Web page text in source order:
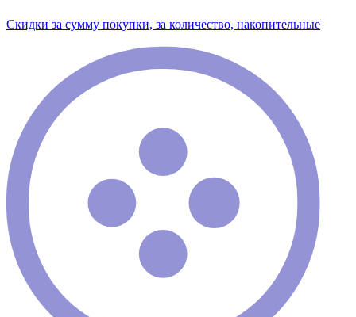
Скидки за сумму покупки, за количество, накопительные